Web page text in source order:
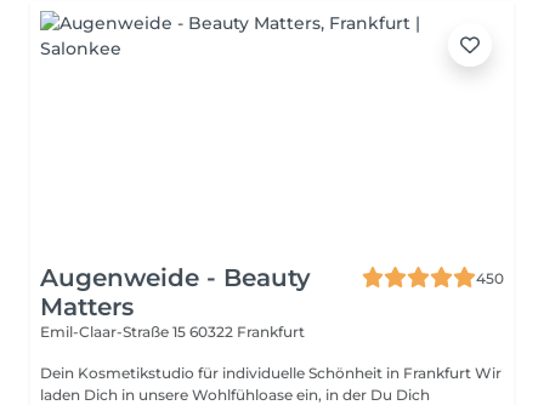
Augenweide - Beauty
Matters
450
Emil-Claar-Straße 15 60322 Frankfurt
Dein Kosmetikstudio für individuelle Schönheit in Frankfurt Wir
laden Dich in unsere Wohlfühloase ein, in der Du Dich